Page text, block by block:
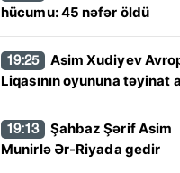
hücumu: 45 nəfər öldü
19:25
Liqasının oyununa təyinat
19:13
Munirlə Ər-Riyada gedir